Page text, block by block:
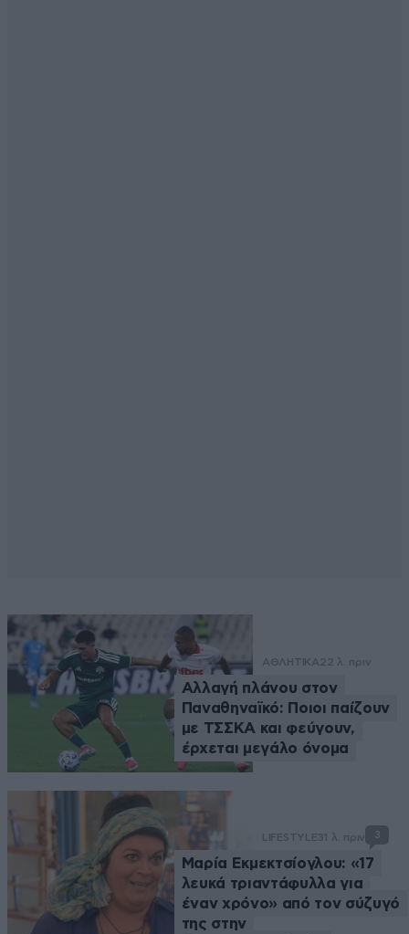
ΑΘΛΗΤΙΚΑ22 λ. πριν
Αλλαγή πλάνου στον
Παναθηναϊκό: Ποιοι παίζουν
με ΤΣΣΚΑ και φεύγουν,
έρχεται μεγάλο όνομα
LIFESTYLE31 λ. πριν 3
Μαρία Εκμεκτσίογλου: «17
λευκά τριαντάφυλλα για
έναν χρόνο» από τον σύζυγό
της στην